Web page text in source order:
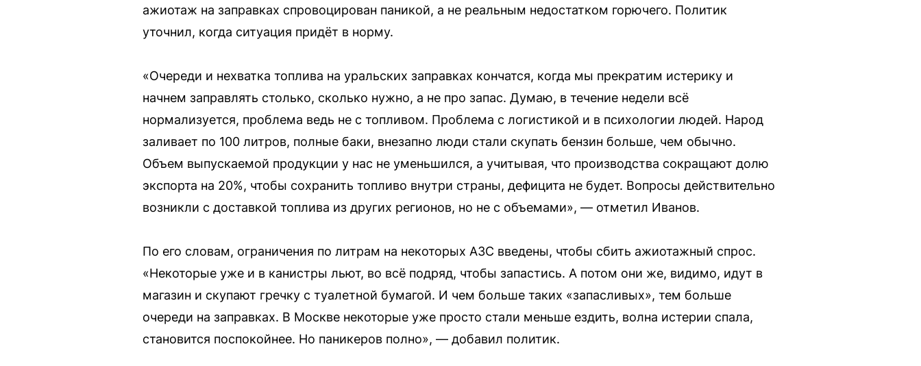
ажиотаж на заправках спровоцирован паникой, а не реальным недостатком горючего. Политик
уточнил, когда ситуация придёт в норму.
«Очереди и нехватка топлива на уральских заправках кончатся, когда мы прекратим истерику и
начнем заправлять столько, сколько нужно, а не про запас. Думаю, в течение недели всё
нормализуется, проблема ведь не с топливом. Проблема с логистикой и в психологии людей. Народ
заливает по 100 литров, полные баки, внезапно люди стали скупать бензин больше, чем обычно.
Объем выпускаемой продукции у нас не уменьшился, а учитывая, что производства сокращают долю
экспорта на 20%, чтобы сохранить топливо внутри страны, дефицита не будет. Вопросы действительно
возникли с доставкой топлива из других регионов, но не с объемами», — отметил Иванов.
По его словам, ограничения по литрам на некоторых АЗС введены, чтобы сбить ажиотажный спрос.
«Некоторые уже и в канистры льют, во всё подряд, чтобы запастись. А потом они же, видимо, идут в
магазин и скупают гречку с туалетной бумагой. И чем больше таких «запасливых», тем больше
очереди на заправках. В Москве некоторые уже просто стали меньше ездить, волна истерии спала,
становится поспокойнее. Но паникеров полно», — добавил политик.